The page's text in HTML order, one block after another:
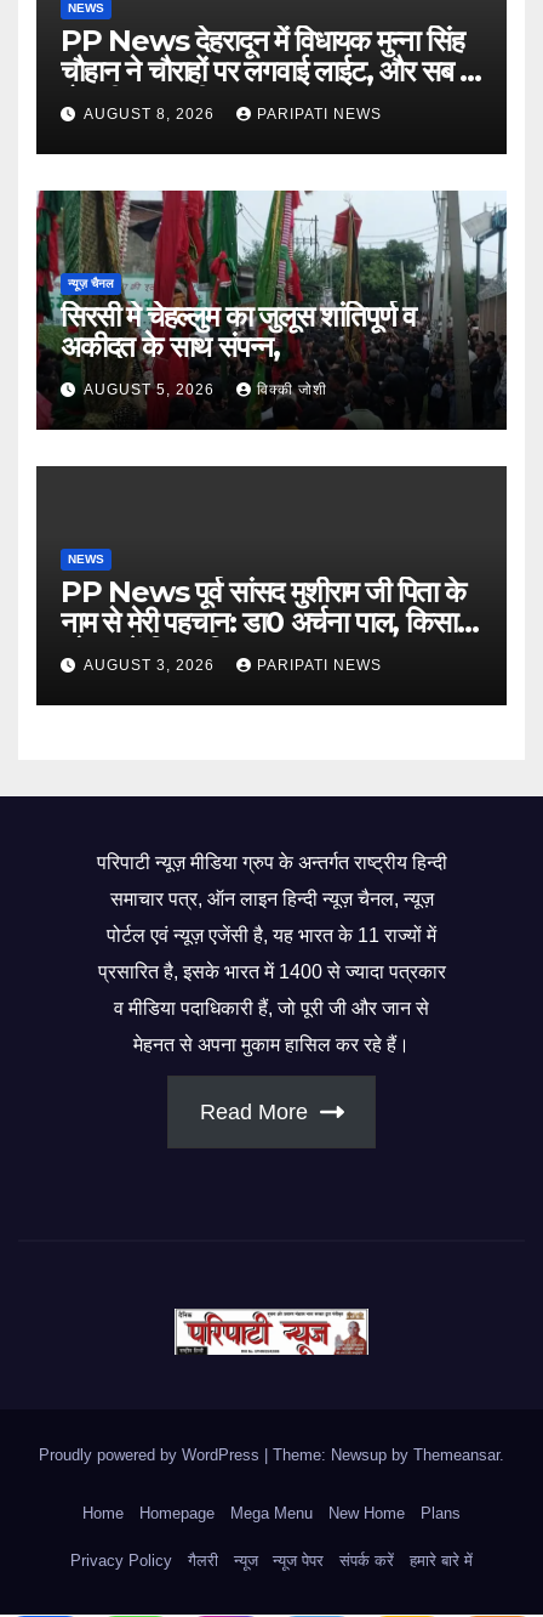
NEWS
PP News देहरादून में विधायक मुन्ना सिंह
चौहान ने चौराहों पर लगवाई लाईट, और सब में
हो गयी वाह-वाही…
AUGUST 8, 2026 PARIPATI NEWS
न्यूज़ चैनल
सिरसी मे चेहल्लुम का जुलूस शांतिपूर्ण व
अकीदत के साथ संपन्न,
AUGUST 5, 2026 विक्की जोशी
NEWS
PP News पूर्व सांसद मुशीराम जी पिता के
नाम से मेरी पहचान: डा0 अर्चना पाल, किसान
चौपाल में दिया परिचय
AUGUST 3, 2026 PARIPATI NEWS
परिपाटी न्यूज़ मीडिया ग्रुप के अन्तर्गत राष्ट्रीय हिन्दी
समाचार पत्र, ऑन लाइन हिन्दी न्यूज़ चैनल, न्यूज़
पोर्टल एवं न्यूज़ एजेंसी है, यह भारत के 11 राज्यों में
प्रसारित है, इसके भारत में 1400 से ज्यादा पत्रकार
व मीडिया पदाधिकारी हैं, जो पूरी जी और जान से
मेहनत से अपना मुकाम हासिल कर रहे हैं।
Read More
Proudly powered by WordPress Theme: Newsup by Themeansar.
Home Homepage Mega Menu New Home Plans
Privacy Policy गैलरी न्यूज न्यूज पेपर संपर्क करें हमारे बारे में